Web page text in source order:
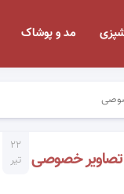
مد و پوشاک
۲۲
تیر
تصاویر خصوصی